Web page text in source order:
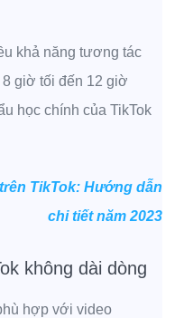
khả năng tương tác
giờ tối đến 12 giờ
học chính của TikTok
TikTok: Hướng dẫn
chi tiết năm 2023
không dài dòng
hợp với video